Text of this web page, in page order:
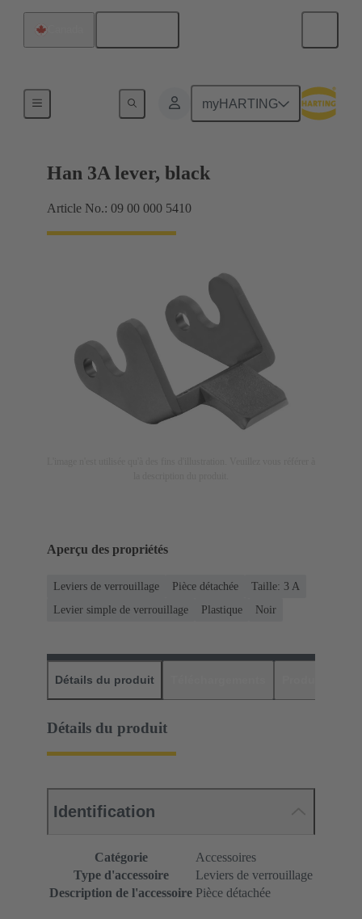
myHARTING
Systèmes de verrouillage
Han 3A lever, black
Article No.: 09 00 000 5410
Aperçu des propriétés
Leviers de verrouillage Pièce détachée
Taille: 3 A
Levier simple de verrouillage
Plastique Noir
Détails du produit
Détails du produit
Identification
Catégorie
Accessoires
Type d'accessoire
Leviers de verrouillage
Description de l'accessoire Pièce détachée